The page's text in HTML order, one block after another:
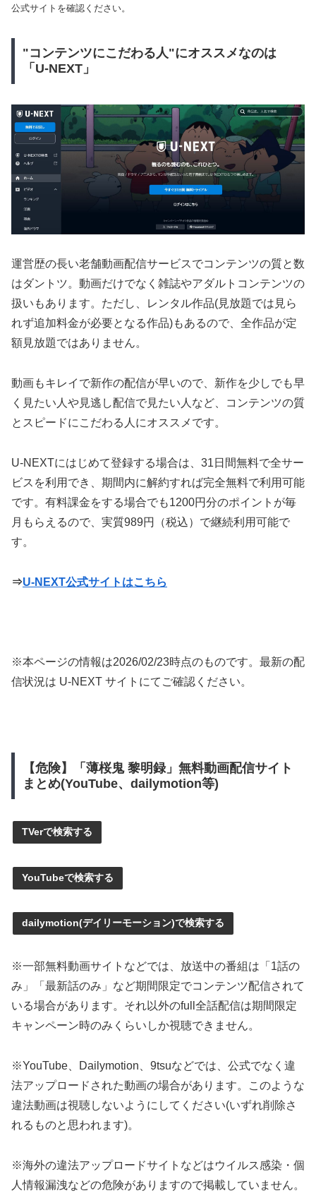
公式サイトを確認ください。
"コンテンツにこだわる人"にオススメなのは
「U-NEXT」
運営歴の長い老舗動画配信サービスでコンテンツの質と数
はダントツ。動画だけでなく雑誌やアダルトコンテンツの
扱いもあります。ただし、レンタル作品(見放題では見ら
れず追加料金が必要となる作品)もあるので、全作品が定
額見放題ではありません。
動画もキレイで新作の配信が早いので、新作を少しでも早
く見たい人や見逃し配信で見たい人など、コンテンツの質
とスピードにこだわる人にオススメです。
U-NEXTにはじめて登録する場合は、31日間無料で全サー
ビスを利用でき、期間内に解約すれば完全無料で利用可能
です。有料課金をする場合でも1200円分のポイントが毎
月もらえるので、実質989円（税込）で継続利用可能で
す。
⇒U-NEXT公式サイトはこちら
※本ページの情報は2026/02/23時点のものです。最新の配
信状況は U-NEXT サイトにてご確認ください。
【危険】「薄桜鬼 黎明録」無料動画配信サイト
まとめ(YouTube、dailymotion等)
TVerで検索する
YouTubeで検索する
dailymotion(デイリーモーション)で検索する
※一部無料動画サイトなどでは、放送中の番組は「1話の
み」「最新話のみ」など期間限定でコンテンツ配信されて
いる場合があります。それ以外のfull全話配信は期間限定
キャンペーン時のみくらいしか視聴できません。
※YouTube、Dailymotion、9tsuなどでは、公式でなく違
法アップロードされた動画の場合があります。このような
違法動画は視聴しないようにしてください(いずれ削除さ
れるものと思われます)。
※海外の違法アップロードサイトなどはウイルス感染・個
人情報漏洩などの危険がありますので掲載していません。